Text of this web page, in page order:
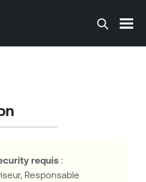
principal
requis:
Responsable